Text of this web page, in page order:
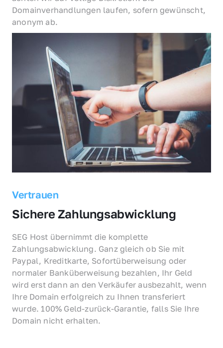
Domainverhandlungen laufen, sofern gewünscht,
anonym ab.
Vertrauen
Sichere Zahlungsabwicklung
SEG Host übernimmt die komplette
Zahlungsabwicklung. Ganz gleich ob Sie mit
Paypal, Kreditkarte, Sofortüberweisung oder
normaler Banküberweisung bezahlen, Ihr Geld
wird erst dann an den Verkäufer ausbezahlt, wenn
Ihre Domain erfolgreich zu Ihnen transferiert
wurde. 100% Geld-zurück-Garantie, falls Sie Ihre
Domain nicht erhalten.